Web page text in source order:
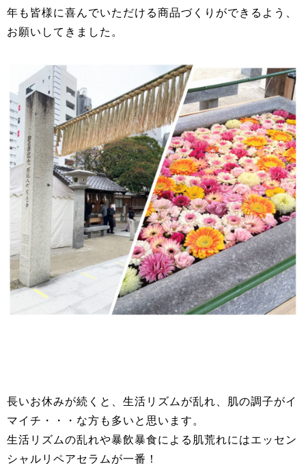
年も皆様に喜んでいただける商品づくりができるよう、
お願いしてきました。
長いお休みが続くと、生活リズムが乱れ、肌の調子がイ
マイチ・・・な方も多いと思います。
生活リズムの乱れや暴飲暴食による肌荒れにはエッセン
シャルリペアセラムが一番！